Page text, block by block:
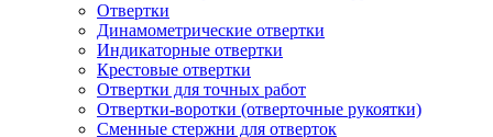
Отвертки
Динамометрические отвертки
Индикаторные отвертки
Крестовые отвертки
Отвертки для точных работ
Отвертки-воротки (отверточные рукоятки)
Сменные стержни для отверток